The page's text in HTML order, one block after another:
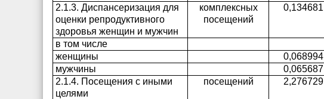
2.1.3. Диспансеризация для
оценки репродуктивного
здоровья женщин и мужчин
комплексных
посещений
0,134681
в том числе
женщины
0,068994
мужчины
0,065687
2.1.4. Посещения с иными
целями
посещений 2,276729